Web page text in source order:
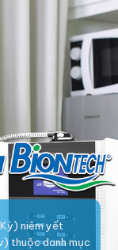
niêm yết
thuộc danh mục